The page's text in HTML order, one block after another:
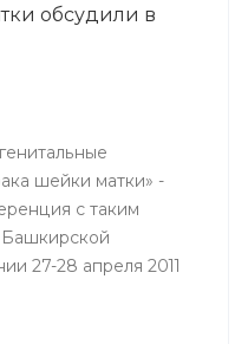
обсудили в
шейки матки» -
с таким
27-28 апреля 2011